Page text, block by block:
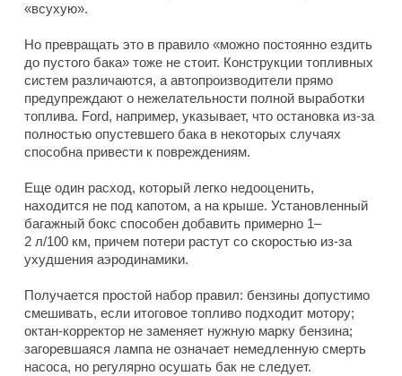
«всухую».
Но превращать это в правило «можно постоянно ездить
до пустого бака» тоже не стоит. Конструкции топливных
систем различаются, а автопроизводители прямо
предупреждают о нежелательности полной выработки
топлива. Ford, например, указывает, что остановка из-за
полностью опустевшего бака в некоторых случаях
способна привести к повреждениям.
Еще один расход, который легко недооценить,
находится не под капотом, а на крыше. Установленный
багажный бокс способен добавить примерно 1–
2 л/100 км, причем потери растут со скоростью из-за
ухудшения аэродинамики.
Получается простой набор правил: бензины допустимо
смешивать, если итоговое топливо подходит мотору;
октан-корректор не заменяет нужную марку бензина;
загоревшаяся лампа не означает немедленную смерть
насоса, но регулярно осушать бак не следует.